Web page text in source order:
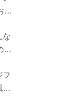
す
な
食
フ
の